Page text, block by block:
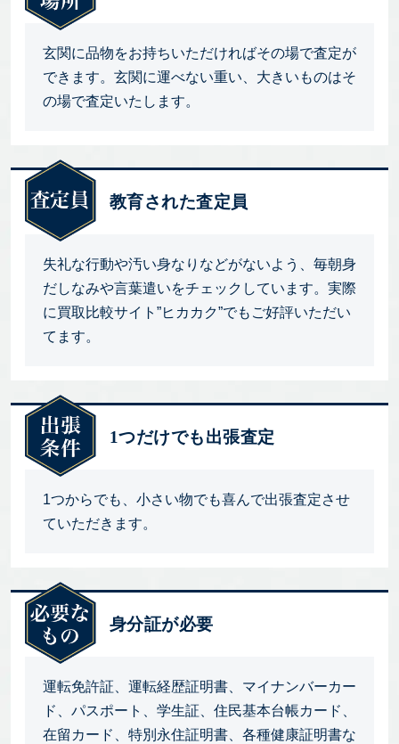
玄関に品物をお持ちいただければその場で査定が
できます。玄関に運べない重い、大きいものはそ
の場で査定いたします。
教育された査定員
失礼な行動や汚い身なりなどがないよう、毎朝身
だしなみや言葉遣いをチェックしています。実際
に買取比較サイト”ヒカカク”でもご好評いただい
てます。
1つだけでも出張査定
1つからでも、小さい物でも喜んで出張査定させ
ていただきます。
身分証が必要
運転免許証、運転経歴証明書、マイナンバーカー
ド、パスポート、学生証、住民基本台帳カード、
在留カード、特別永住証明書、各種健康証明書な